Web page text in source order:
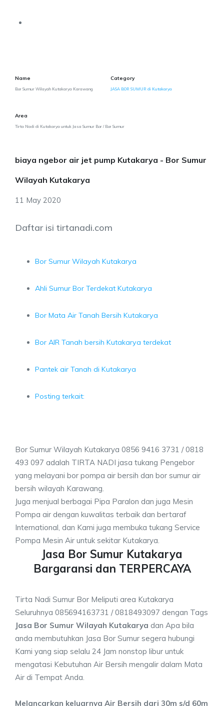
Name
Bor Sumur Wilayah Kutakarya Karawang
Category
JASA BOR SUMUR di Kutakarya
Area
Tirta Nadi di Kutakarya untuk Jasa Sumur Bor / Bor Sumur
biaya ngebor air jet pump Kutakarya - Bor Sumur
Wilayah Kutakarya
11 May 2020
Daftar isi tirtanadi.com
Bor Sumur Wilayah Kutakarya
Ahli Sumur Bor Terdekat Kutakarya
Bor Mata Air Tanah Bersih Kutakarya
Bor AIR Tanah bersih Kutakarya terdekat
Pantek air Tanah di Kutakarya
Posting terkait:
Bor Sumur Wilayah Kutakarya 0856 9416 3731 / 0818
493 097 adalah TIRTA NADI jasa tukang Pengebor
yang melayani bor pompa air bersih dan bor sumur air
bersih wilayah Karawang.
Juga menjual berbagai Pipa Paralon dan juga Mesin
Pompa air dengan kuwalitas terbaik dan bertaraf
International, dan Kami juga membuka tukang Service
Pompa Mesin Air untuk sekitar Kutakarya.
Jasa Bor Sumur Kutakarya
Bargaransi dan TERPERCAYA
Tirta Nadi Sumur Bor Meliputi area Kutakarya
Seluruhnya 085694163731 / 0818493097 dengan Tags
Jasa Bor Sumur Wilayah Kutakarya dan Apa bila
anda membutuhkan Jasa Bor Sumur segera hubungi
Kami yang siap selalu 24 Jam nonstop libur untuk
mengatasi Kebutuhan Air Bersih mengalir dalam Mata
Air di Tempat Anda.
Melancarkan keluarnya Air Bersih dari 30m s/d 60m